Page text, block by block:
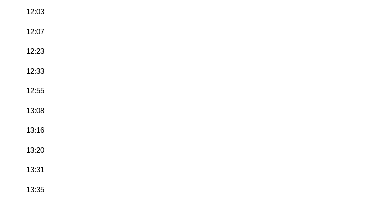
12:03
12:07
12:23
12:33
12:55
13:08
13:16
13:20
13:31
13:35